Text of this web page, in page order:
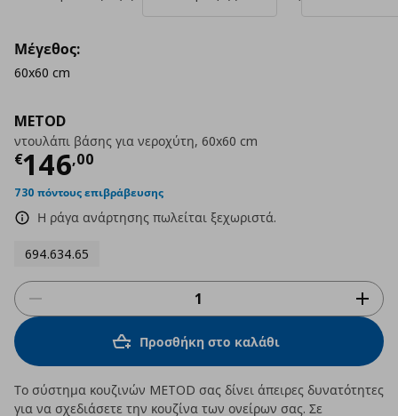
METOD
ντουλάπι βάσης για νεροχύτη, 60x60 cm
€146,00
Τρέχουσα τιμή
730 πόντους επιβράβευσης
Η ράγα ανάρτησης πωλείται ξεχωριστά.
694.634.65
Μέγεθος:
60x60 cm
Προσθήκη στο καλάθι
Το σύστημα κουζινών METOD σας δίνει άπειρες δυνατότητες
για να σχεδιάσετε την κουζίνα των ονείρων σας. Σε